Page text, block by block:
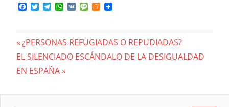
Facebook
TwitterTelegram
WhatsApp
VK MessageMeneame
Navegación
de
entradas
Previous
Post:
¿PERSONAS REFUGIADAS O REPUDIADAS?
Next
Post:
EL SILENCIADO ESCÁNDALO DE LA DESIGUALDAD
EN ESPAÑA